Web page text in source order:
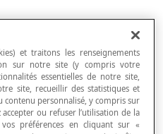
et traitons les renseignements
sur notre site (y compris votre
essentielles de notre site,
site, recueillir des statistiques et
contenu personnalisé, y compris sur
ou refuser l’utilisation de la
préférences en cliquant sur «